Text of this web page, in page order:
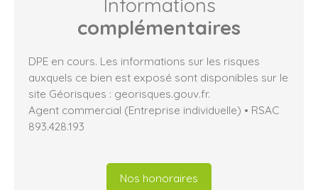
Informations
complémentaires
DPE en cours. Les informations sur les risques
auxquels ce bien est exposé sont disponibles sur le
site Géorisques : georisques.gouv.fr.
Agent commercial (Entreprise individuelle) • RSAC
893.428.193
Nos honoraires